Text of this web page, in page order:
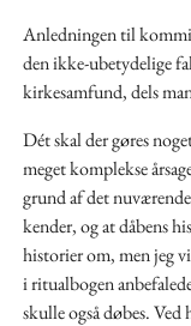
Anledningen til
den ikke-ubetydelige
kirkesamfund, dels
Dét skal der gøres
meget komplekse
grund af det
kender, og at dåbens
historier om, men jeg
i ritualbogen
skulle også døbes.